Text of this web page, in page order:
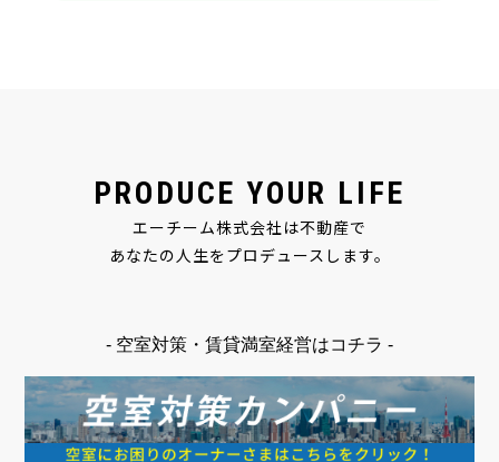
PRODUCE YOUR LIFE
エーチーム株式会社は不動産で
あなたの人生をプロデュースします。
- 空室対策・賃貸満室経営はコチラ -